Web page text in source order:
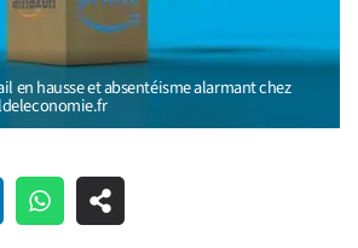
en hausse et absentéisme alarmant chez